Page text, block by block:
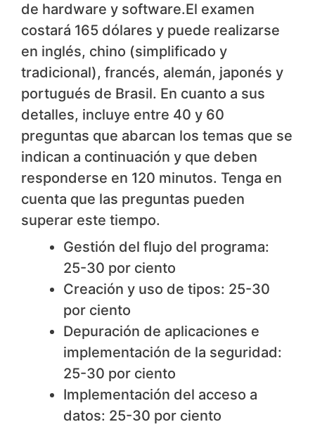
de hardware y software.El examen
costará 165 dólares y puede realizarse
en inglés, chino (simplificado y
tradicional), francés, alemán, japonés y
portugués de Brasil. En cuanto a sus
detalles, incluye entre 40 y 60
preguntas que abarcan los temas que se
indican a continuación y que deben
responderse en 120 minutos. Tenga en
cuenta que las preguntas pueden
superar este tiempo.
Gestión del flujo del programa:
25-30 por ciento
Creación y uso de tipos: 25-30
por ciento
Depuración de aplicaciones e
implementación de la seguridad:
25-30 por ciento
Implementación del acceso a
datos: 25-30 por ciento